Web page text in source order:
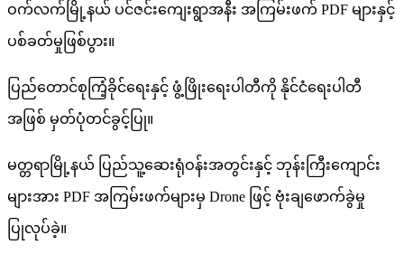
ဝက်လက်မြို့နယ် ပင်ဇင်းကျေးရွာအနီး အကြမ်းဖက် PDF များနှင့်
ပစ်ခတ်မှုဖြစ်ပွား။
ပြည်တောင်စုကြံ့ခိုင်ရေးနှင့် ဖွံ့ဖြိုးရေးပါတီကို နိုင်ငံရေးပါတီ
အဖြစ် မှတ်ပုံတင်ခွင့်ပြု။
မတ္တရာမြို့နယ် ပြည်သူ့ဆေးရုံဝန်းအတွင်းနှင့် ဘုန်းကြီးကျောင်း
များအား PDF အကြမ်းဖက်များမှ Drone ဖြင့် ဗုံးချဖောက်ခွဲမှု
ပြုလုပ်ခဲ့။